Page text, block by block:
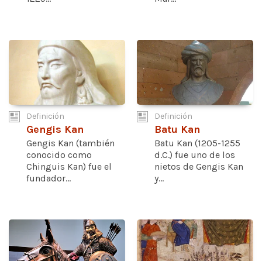
Definición
Gengis Kan
Gengis Kan (también
conocido como
Chinguis Kan) fue el
fundador...
Definición
Batu Kan
Batu Kan (1205-1255
d.C.) fue uno de los
nietos de Gengis Kan
y...